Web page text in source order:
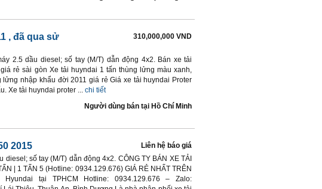
, đã qua sử
310,000,000 VND
2.5 dầu diesel; số tay (M/T) dẫn động 4x2. Bán xe tải
rẻ sài gòn Xe tải huyndai 1 tấn thùng lửng màu xanh,
nhập khẩu đời 2011 giá rẻ Giá xe tải huyndai Proter
Xe tải huyndai proter ... chi tiết
Người dùng bán tại Hồ Chí Minh
2015
Liên hệ báo giá
diesel; số tay (M/T) dẫn động 4x2. CÔNG TY BÁN XE TẢI
| 1 TẤN 5 (Hotline: 0934.129.676) GIÁ RẺ NHẤT TRÊN
tại TPHCM Hotline: 0934.129.676 – Zalo: